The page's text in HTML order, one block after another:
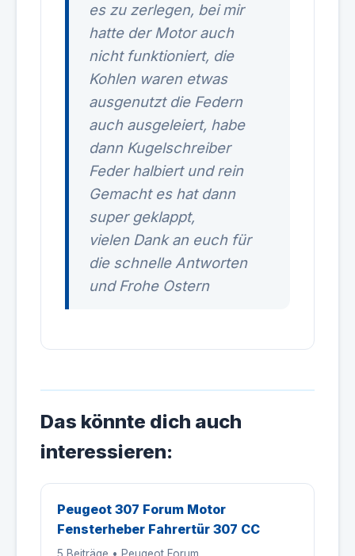
es zu zerlegen, bei mir
hatte der Motor auch
nicht funktioniert, die
Kohlen waren etwas
ausgenutzt die Federn
auch ausgeleiert, habe
dann Kugelschreiber
Feder halbiert und rein
Gemacht es hat dann
super geklappt,
vielen Dank an euch für
die schnelle Antworten
und Frohe Ostern
Das könnte dich auch
interessieren:
Peugeot 307 Forum Motor
Fensterheber Fahrertür 307 CC